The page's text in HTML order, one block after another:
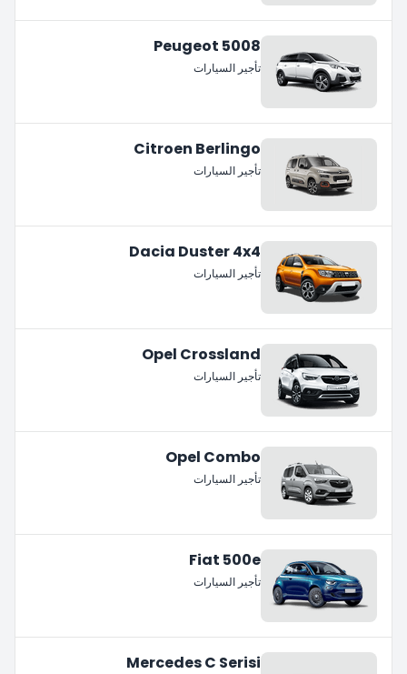
Peugeot 5008
تأجير السيارات
Citroen Berlingo
تأجير السيارات
Dacia Duster 4x4
تأجير السيارات
Opel Crossland
تأجير السيارات
Opel Combo
تأجير السيارات
Fiat 500e
تأجير السيارات
Mercedes C Serisi